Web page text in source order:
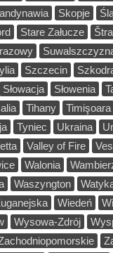
Skopje
Stare Załucze
Szczecin
Słowacja Słowenia
Tihany Timişoara
Tyniec Ukraina
Valley of Fire
Walonia
Waszyngton
Wiedeń
Wysowa-Zdrój